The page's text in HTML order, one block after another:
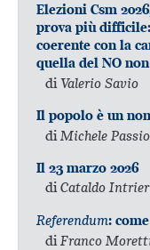
Elezioni Csm
prova più
coerente con la
quella del NO
di Valerio Savio
Il popolo è un
di Michele
Il 23 marzo 2026
diCataldo
Referendum:
di Franco